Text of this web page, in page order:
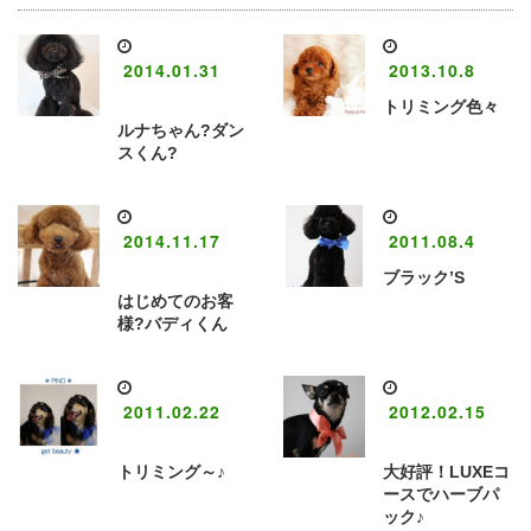
2014.01.31
ルナちゃん?ダン
スくん?
2013.10.8
トリミング色々
2014.11.17
はじめてのお客
様?バディくん
2011.08.4
ブラック’S
2011.02.22
トリミング～♪
2012.02.15
大好評！LUXEコ
ースでハーブパ
ック♪